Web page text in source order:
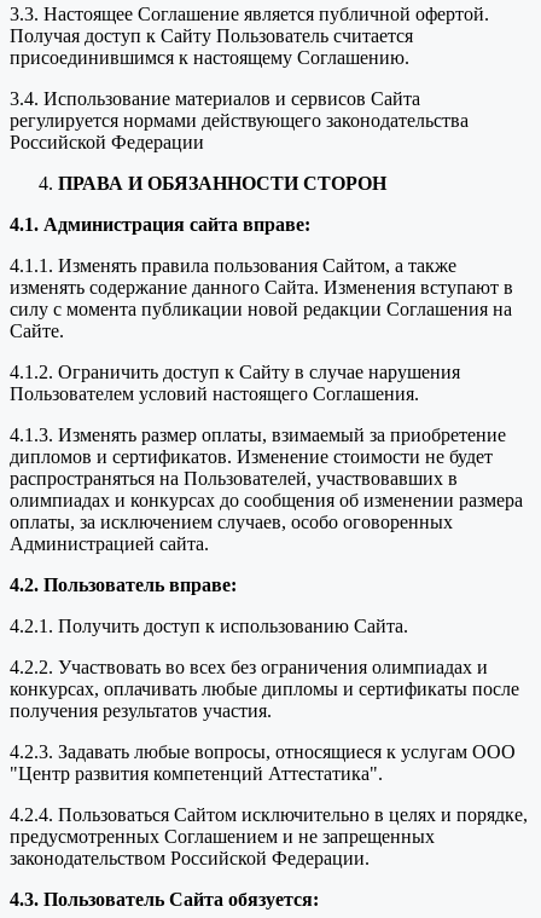
3.3. Настоящее Соглашение является публичной офертой.
Получая доступ к Сайту Пользователь считается
присоединившимся к настоящему Соглашению.
3.4. Использование материалов и сервисов Сайта
регулируется нормами действующего законодательства
Российской Федерации
ПРАВА И ОБЯЗАННОСТИ СТОРОН
4.1. Администрация сайта вправе:
4.1.1. Изменять правила пользования Сайтом, а также
изменять содержание данного Сайта. Изменения вступают в
силу с момента публикации новой редакции Соглашения на
Сайте.
4.1.2. Ограничить доступ к Сайту в случае нарушения
Пользователем условий настоящего Соглашения.
4.1.3. Изменять размер оплаты, взимаемый за приобретение
дипломов и сертификатов. Изменение стоимости не будет
распространяться на Пользователей, участвовавших в
олимпиадах и конкурсах до сообщения об изменении размера
оплаты, за исключением случаев, особо оговоренных
Администрацией сайта.
4.2. Пользователь вправе:
4.2.1. Получить доступ к использованию Сайта.
4.2.2. Участвовать во всех без ограничения олимпиадах и
конкурсах, оплачивать любые дипломы и сертификаты после
получения результатов участия.
4.2.3. Задавать любые вопросы, относящиеся к услугам ООО
"Центр развития компетенций Аттестатика".
4.2.4. Пользоваться Сайтом исключительно в целях и порядке,
предусмотренных Соглашением и не запрещенных
законодательством Российской Федерации.
4.3. Пользователь Сайта обязуется: